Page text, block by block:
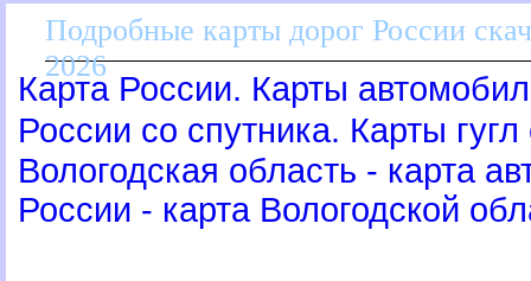
Подробные карты дорог России
2026
Карта России. Карты
России со спутника. Карты
ологодская область - карта
России - карта Вологодской